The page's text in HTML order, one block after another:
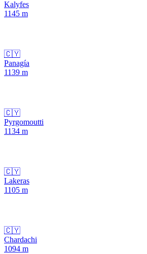
Kalyfes
1145 m
🇨🇾
Panagía
1139 m
🇨🇾
Pyrgomoutti
1134 m
🇨🇾
Lakeras
1105 m
🇨🇾
Chardachi
1094 m